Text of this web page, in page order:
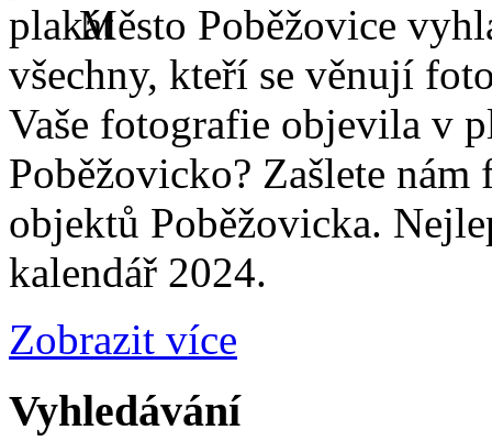
Město Poběžovice
všechny, kteří se věnují
Vaše fotografie objevila v
Poběžovicko? Zašlete
objektů Poběžovicka.
kalendář 2024.
Zobrazit více
Vyhledávání